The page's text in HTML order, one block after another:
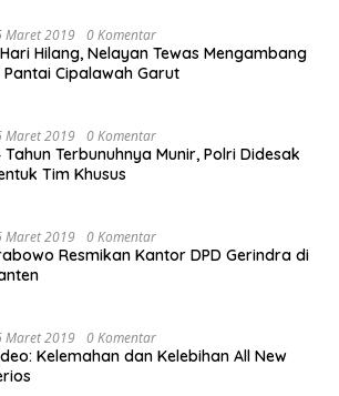
Maret 2019 0 Komentar
Hilang, Nelayan Tewas Mengambang
Pantai Cipalawah Garut
Maret 2019 0 Komentar
Tahun Terbunuhnya Munir, Polri Didesak
Tim Khusus
Maret 2019 0 Komentar
Resmikan Kantor DPD Gerindra di
Maret 2019 0 Komentar
Kelemahan dan Kelebihan All New